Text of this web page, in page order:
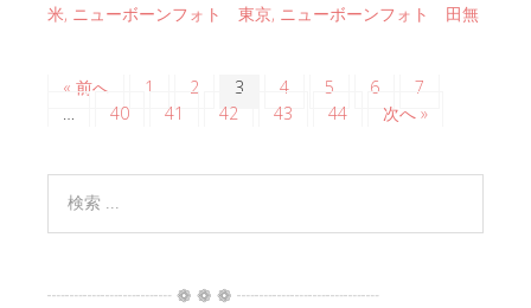
米, ニューボーンフォト 東京, ニューボーンフォト 田無
« 前へ 1 2 3 4 5 6
7
40 41 42 43 44 次へ »
┈┈┈┈┈┈┈ ❁ ❁ ❁ ┈┈┈┈┈┈┈┈